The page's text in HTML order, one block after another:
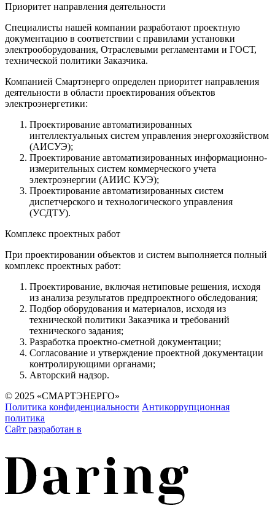
Приоритет направления деятельности
Специалисты нашей компании разработают проектную
документацию в соответствии с правилами установки
электрооборудования, Отраслевыми регламентами и ГОСТ,
технической политики Заказчика.
Компанией Смартэнерго определен приоритет направления
деятельности в области проектирования объектов
электроэнергетики:
Проектирование автоматизированных
интеллектуальных систем управления энергохозяйством
(АИСУЭ);
Проектирование автоматизированных информационно-
измерительных систем коммерческого учета
электроэнергии (АИИС КУЭ);
Проектирование автоматизированных систем
диспетчерского и технологического управления
(УСДТУ).
Комплекс проектных работ
При проектировании объектов и систем выполняется полный
комплекс проектных работ:
Проектирование, включая нетиповые решения, исходя
из анализа результатов предпроектного обследования;
Подбор оборудования и материалов, исходя из
технической политики Заказчика и требований
технического задания;
Разработка проектно-сметной документации;
Согласование и утверждение проектной документации
контролирующими органами;
Авторский надзор.
© 2025 «СМАРТЭНЕРГО»
Политика конфиденциальности Антикоррупционная
политика
Сайт разработан в